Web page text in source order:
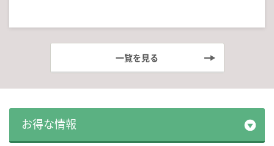
一覧を見る
お得な情報